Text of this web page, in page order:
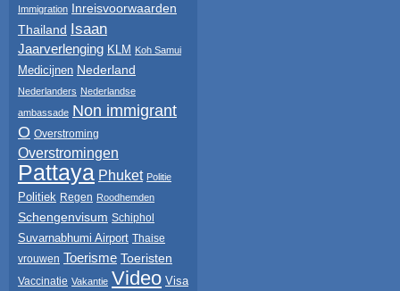
Immigration Inreisvoorwaarden
Thailand Isaan
Jaarverlenging KLM Koh Samui
Medicijnen Nederland
Nederlanders Nederlandse
ambassade Non immigrant
O Overstroming
Overstromingen
Pattaya Phuket Politie
Politiek Regen Roodhemden
Schengenvisum Schiphol
Suvarnabhumi Airport Thaise
vrouwen Toerisme Toeristen
Vaccinatie Vakantie Video Visa